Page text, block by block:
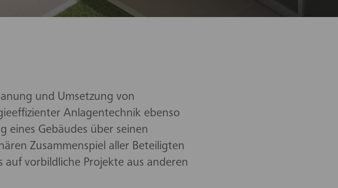
und Umsetzung von
Anlagentechnik ebenso
Gebäudes über seinen
Zusammenspiel aller Beteiligten
auf vorbildliche Projekte aus anderen